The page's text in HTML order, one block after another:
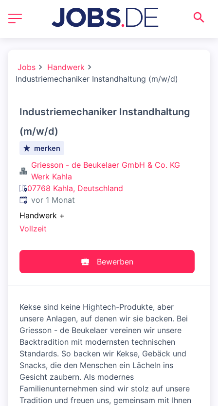
Jobs
Handwerk
Industriemechaniker Instandhaltung (m/w/d)
Industriemechaniker Instandhaltung
(m/w/d)
merken
Griesson - de Beukelaer GmbH & Co. KG
Werk Kahla
07768 Kahla, Deutschland
Veröffentlicht:
vor 1 Monat
Handwerk +
Vollzeit
Bewerben
Kekse sind keine Hightech-Produkte, aber
unsere Anlagen, auf denen wir sie backen. Bei
Griesson - de Beukelaer vereinen wir unsere
Backtradition mit modernsten technischen
Standards. So backen wir Kekse, Gebäck und
Snacks, die den Menschen ein Lächeln ins
Gesicht zaubern. Als modernes
Familienunternehmen sind wir stolz auf unsere
Tradition und freuen uns, gemeinsam mit Ihnen